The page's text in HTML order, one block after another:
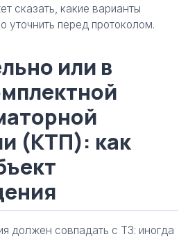
сказать, какие варианты
уточнить перед протоколом.
или в
(КТП): как
должен совпадать с ТЗ: иногда